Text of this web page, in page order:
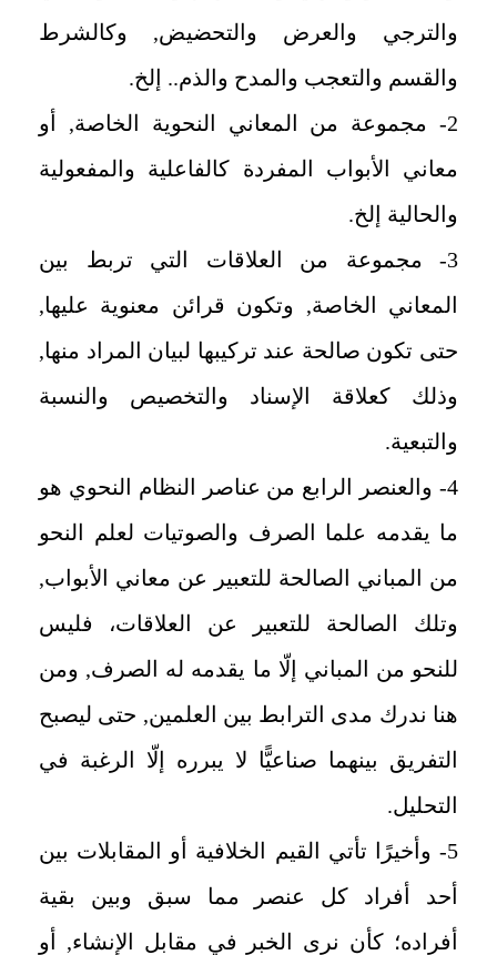
والترجي والعرض والتحضيض, وكالشرط
والقسم والتعجب والمدح والذم.. إلخ.
2- مجموعة من المعاني النحوية الخاصة, أو
معاني الأبواب المفردة كالفاعلية والمفعولية
والحالية إلخ.
3- مجموعة من العلاقات التي تربط بين
المعاني الخاصة, وتكون قرائن معنوية عليها,
حتى تكون صالحة عند تركيبها لبيان المراد منها,
وذلك كعلاقة الإسناد والتخصيص والنسبة
والتبعية.
4- والعنصر الرابع من عناصر النظام النحوي هو
ما يقدمه علما الصرف والصوتيات لعلم النحو
من المباني الصالحة للتعبير عن معاني الأبواب,
وتلك الصالحة للتعبير عن العلاقات، فليس
للنحو من المباني إلّا ما يقدمه له الصرف, ومن
هنا ندرك مدى الترابط بين العلمين, حتى ليصبح
التفريق بينهما صناعيًّا لا يبرره إلّا الرغبة في
التحليل.
5- وأخيرًا تأتي القيم الخلافية أو المقابلات بين
أحد أفراد كل عنصر مما سبق وبين بقية
أفراده؛ كأن نرى الخبر في مقابل الإنشاء, أو